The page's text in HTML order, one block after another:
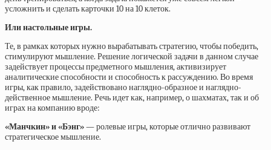
усложнить и сделать карточки 10 на 10 клеток.
Или настольные игры.
Те, в рамках которых нужно вырабатывать стратегию, чтобы победить,
стимулируют мышление. Решение логической задачи в данном случае
задействует процессы предметного мышления, активизирует
аналитические способности и способность к рассуждению. Во время
игры, как правило, задействовано наглядно-образное и наглядно-
действенное мышление. Речь идет как, например, о шахматах, так и об
играх на компанию вроде:
«Манчкин» и «Бэнг»— ролевые игры, которые отлично развивают
стратегическое мышление.